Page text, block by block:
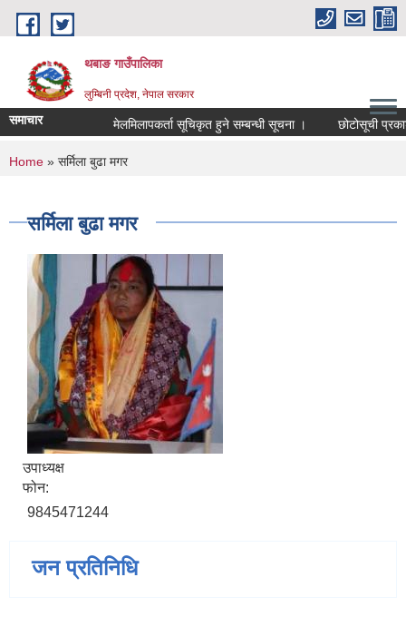
Skip to main content
थबाङ गाउँपालिका
लुम्बिनी प्रदेश, नेपाल सरकार
समाचार मेलमिलापकर्ता सूचिकृत हुने सम्बन्धी सूचना । छोटोसूची प्रकाशन
You are here
Home » सर्मिला बुढा मगर
सर्मिला बुढा मगर
उपाध्यक्ष
फोन:
9845471244
जन प्रतिनिधि